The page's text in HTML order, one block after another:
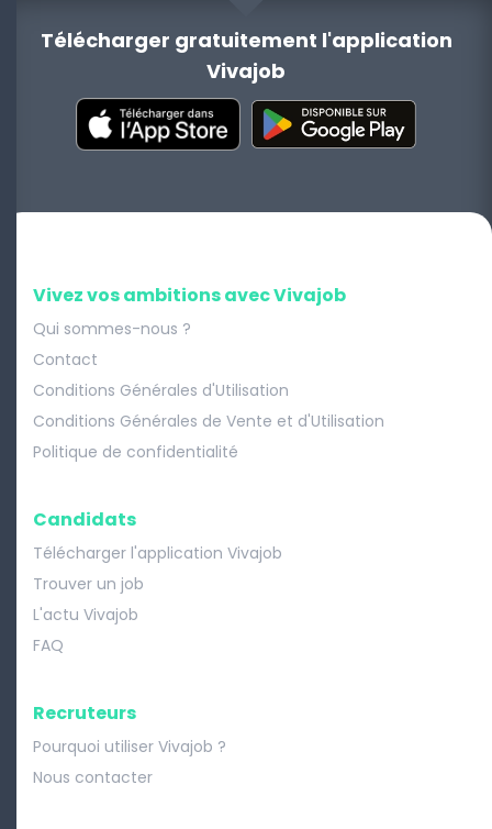
Télécharger gratuitement l'application
Vivajob
Vivez vos ambitions avec Vivajob
Qui sommes-nous ?
Contact
Conditions Générales d'Utilisation
Conditions Générales de Vente et d'Utilisation
Politique de confidentialité
Candidats
Télécharger l'application Vivajob
Trouver un job
L'actu Vivajob
FAQ
Recruteurs
Pourquoi utiliser Vivajob ?
Nous contacter